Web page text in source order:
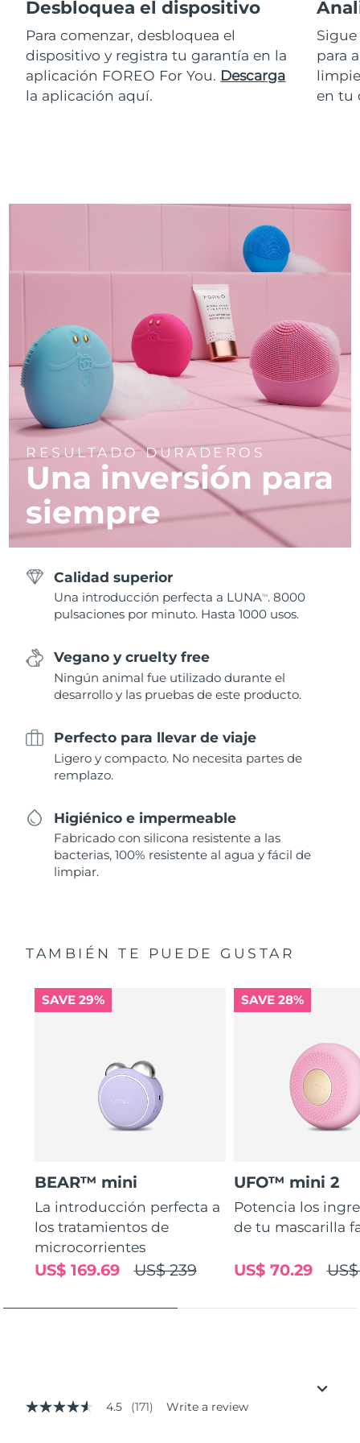
Desbloquea el dispositivo
Para comenzar, desbloquea el
dispositivo y registra tu garantía en la
aplicación FOREO For You. Descarga
la aplicación aquí.
para
en tu
RESULTADO DURADEROS
Una inversión para
siempre
Calidad superior
Una introducción perfecta a LUNATM . 8000
pulsaciones por minuto. Hasta 1000 usos.
Vegano y cruelty free
Ningún animal fue utilizado durante el
desarrollo y las pruebas de este producto.
Perfecto para llevar de viaje
Ligero y compacto. No necesita partes de
remplazo.
Higiénico e impermeable
Fabricado con silicona resistente a las
bacterias, 100% resistente al agua y fácil de
limpiar.
TAMBIÉN TE PUEDE GUSTAR
SAVE 29%
BEAR™ mini
La introducción perfecta a
los tratamientos de
microcorrientes
US$ 239
US$ 169.69
SAVE 28%
UFO™ mini 2
Potencia los
de tu mascarilla
US$ 70.29
4.5
4.5 (171) Write a review